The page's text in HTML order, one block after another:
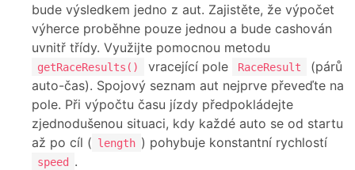
bude výsledkem jedno z aut. Zajistěte, že výpočet
výherce proběhne pouze jednou a bude cashován
uvnitř třídy. Využijte pomocnou metodu
getRaceResults() vracející pole RaceResult
(párů
auto-čas). Spojový seznam aut nejprve převeďte na
pole. Při výpočtu času jízdy předpokládejte
zjednodušenou situaci, kdy každé auto se od startu
až po cíl ( length ) pohybuje konstantní rychlostí
speed
.